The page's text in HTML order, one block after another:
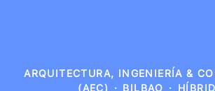
ARQUITECTURA, INGENIERÍA &
(AEC)
· BILBAO ·